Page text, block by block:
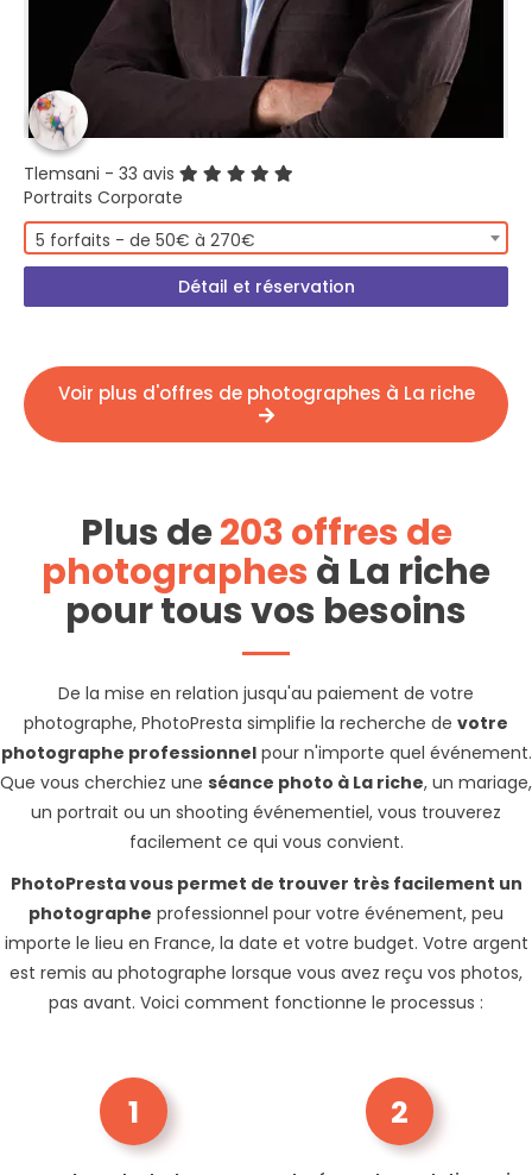
Tlemsani - 33 avis
Portraits Corporate
5 forfaits - de 50€ à 270€
Détail et réservation
Voir plus d'offres de photographes à La riche
Plus de203 offres de
photographesà La riche
pour tous vos besoins
De la mise en relation jusqu'au paiement de votre
photographe, PhotoPresta simplifie la recherche de votre
photographe professionnelpour n'importe quel événement.
Que vous cherchiez une séance photo à La riche, un mariage,
un portrait ou un shooting événementiel, vous trouverez
facilement ce qui vous convient.
PhotoPresta vous permet de trouver très facilement un
photographe professionnel pour votre événement, peu
importe le lieu en France, la date et votre budget. Votre argent
est remis au photographe lorsque vous avez reçu vos photos,
pas avant. Voici comment fonctionne le processus :
1 2